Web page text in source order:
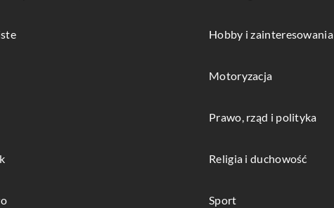
Hobby i zainteresowania
Motoryzacja
Prawo, rząd i polityka
Religia i duchowość
Sport